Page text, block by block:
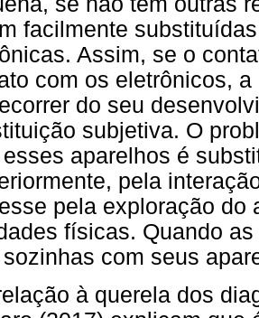
facilmente
Assim, se o
com os eletrônicos,
do seu
subjetiva. O
aparelhos é
pela
pela exploração do
físicas. Quando
com seus
à querela dos